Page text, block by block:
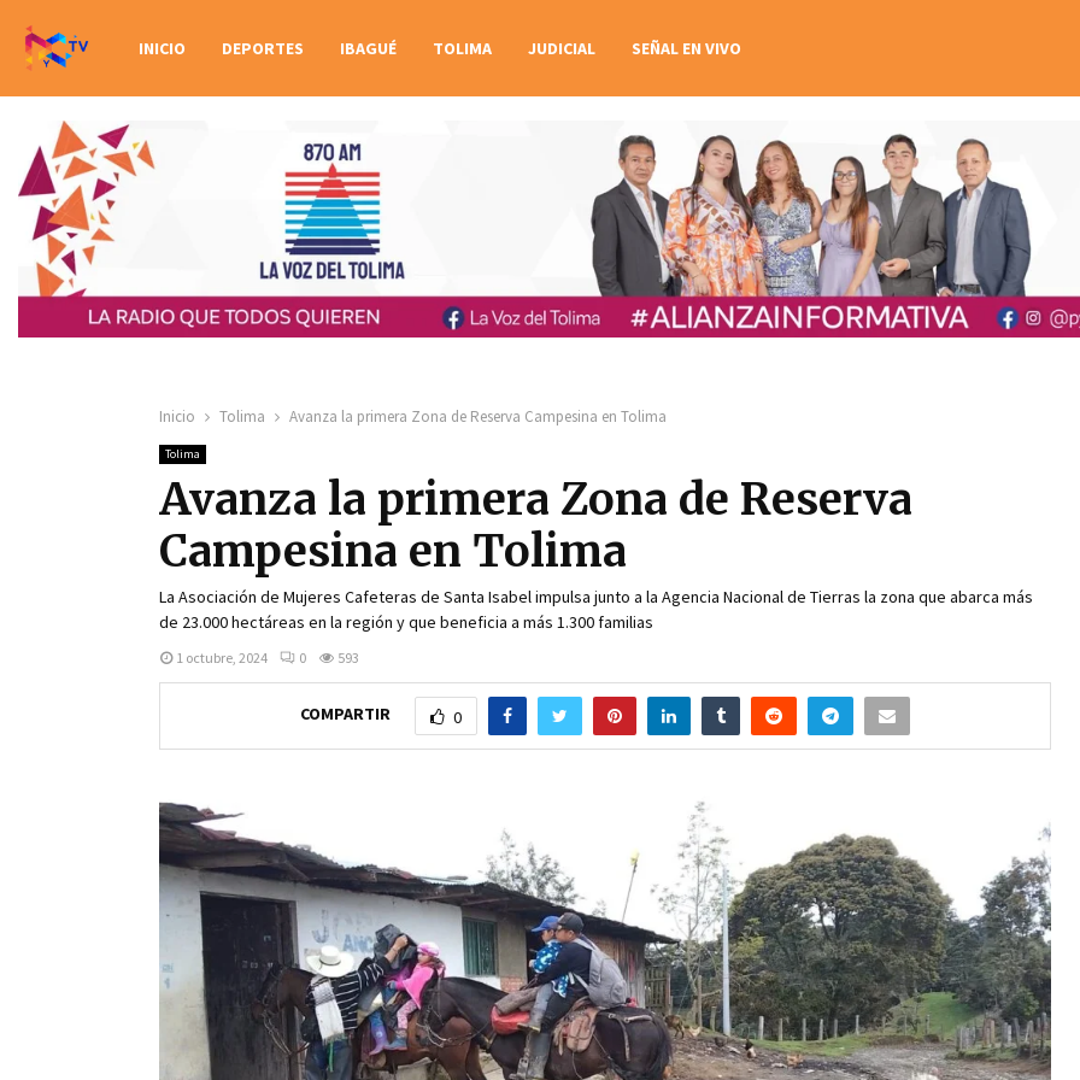
INICIO DEPORTES IBAGUÉ TOLIMA JUDICIAL SEÑAL EN VIVO
Inicio Tolima Avanza la primera Zona de Reserva Campesina en Tolima
Tolima
Avanza la primera Zona de Reserva
Campesina en Tolima
La Asociación de Mujeres Cafeteras de Santa Isabel impulsa junto a la Agencia Nacional de Tierras la zona que abarca más
de 23.000 hectáreas en la región y que beneficia a más 1.300 familias
1 octubre, 2024 0 593
COMPARTIR 0